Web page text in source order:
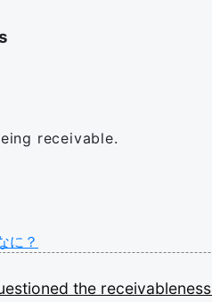
receivable.
に？
the receivableness